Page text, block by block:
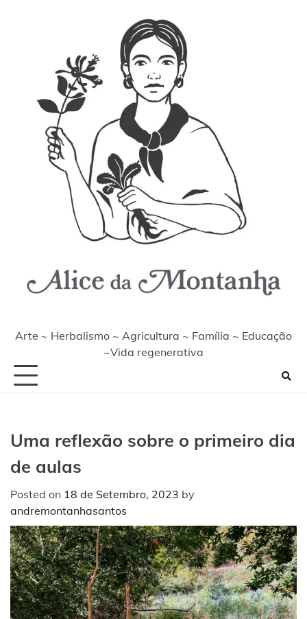
Arte ~ Herbalismo ~ Agricultura ~ Família ~ Educação
~Vida regenerativa
Uma reflexão sobre o primeiro dia
de aulas
Posted on 18 de Setembro, 2023 by
andremontanhasantos